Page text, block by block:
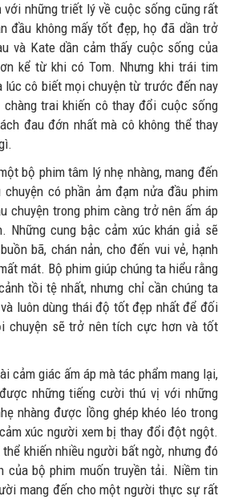
với những triết lý về cuộc sống cũng rất
đầu không mấy tốt đẹp, họ đã dần trở
và Kate dần cảm thấy cuộc sống của
kể từ khi có Tom. Nhưng khi trái tim
lúc cô biết mọi chuyện từ trước đến nay
trai khiến cô thay đổi cuộc sống
đau đớn nhất mà cô không thể thay
bộ phim tâm lý nhẹ nhàng, mang đến
có phần ảm đạm nửa đầu phim
chuyện trong phim càng trở nên ấm áp
Những cung bậc cảm xúc khán giả sẽ
bã, chán nản, cho đến vui vẻ, hạnh
mát. Bộ phim giúp chúng ta hiểu rằng
tồi tệ nhất, nhưng chỉ cần chúng ta
luôn dùng thái độ tốt đẹp nhất để đối
chuyện sẽ trở nên tích cực hơn và tốt
cảm giác ấm áp mà tác phẩm mang lại,
những tiếng cười thú vị với những
nhàng được lồng ghép khéo léo trong
xúc người xem bị thay đổi đột ngột.
khiến nhiều người bất ngờ, nhưng đó
của bộ phim muốn truyền tải. Niềm tin
mang đến cho một người thực sự rất